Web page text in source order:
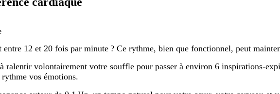
entre 12 et 20 fois par minute ? Ce rythme, bien que fonctionnel, peut
ralentir volontairement votre souffle pour passer à environ 6 inspirations-
vos émotions.